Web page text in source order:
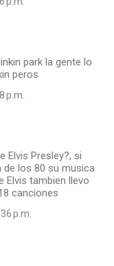
park la gente lo
peros
p.m.
Elvis Presley?, si
de los 80 su musica
Elvis tambien llevo
canciones
p.m.